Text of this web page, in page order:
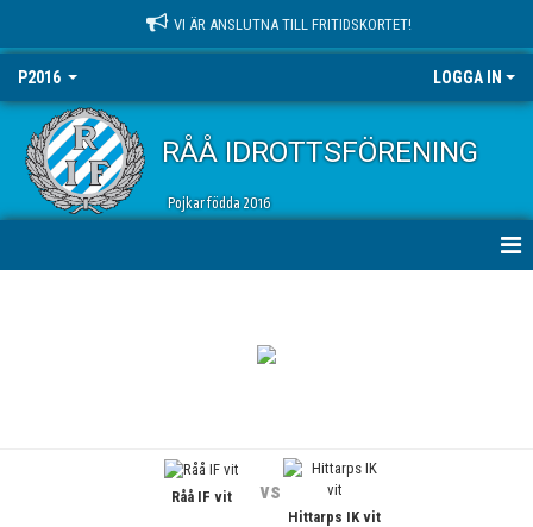
VI ÄR ANSLUTNA TILL FRITIDSKORTET!
P2016 LOGGA IN
RÅÅ IDROTTSFÖRENING
Pojkar födda 2016
Råå IF vit vs
Hittarps IK vit